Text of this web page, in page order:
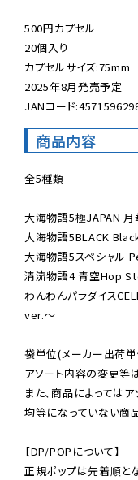
500円カプセル
20個入り
カプセルサイズ:75mm
2025年8月発売予定
JANコード
商品内容
全5種類
大海物語5極JAPAN
大海物語5BLACK
大海物語5スペシャル
清流物語4 青空Hop
わんわんパラダイス
ver.〜
袋単位(メーカー出荷
アソート内容の変更等
また、商品によっては
均等になっていない商
【DP/POPについて】
正規ポップは先着順とな